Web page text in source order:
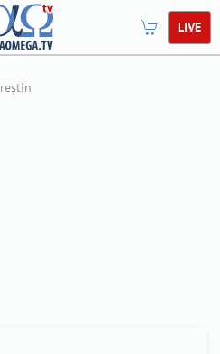
LIVE